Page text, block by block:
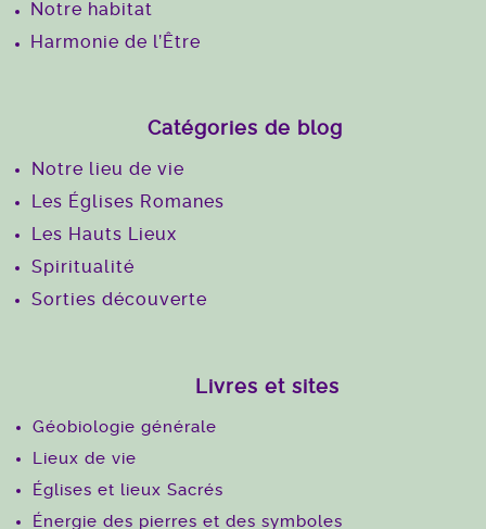
Notre habitat
Harmonie de l’Être
Catégories de blog
Notre lieu de vie
Les Églises Romanes
Les Hauts Lieux
Spiritualité
Sorties découverte
Livres et sites
Géobiologie générale
Lieux de vie
Églises et lieux Sacrés
Énergie des pierres et des symboles